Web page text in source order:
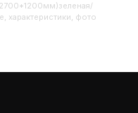
характеристики, фото